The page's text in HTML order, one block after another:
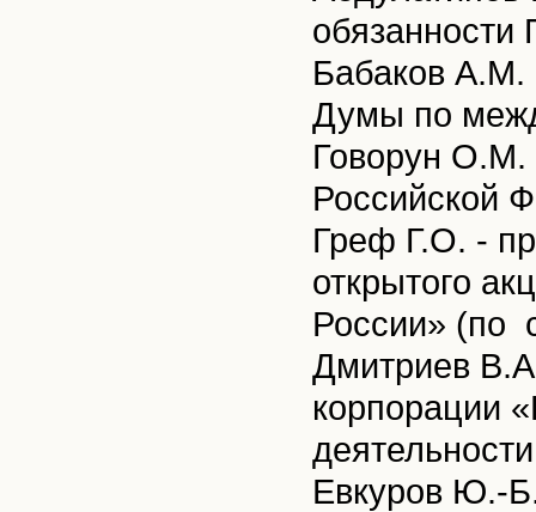
обязанности
Бабаков А.М.
Думы по
Говорун О.М.
Российской
Греф Г.О. -
открытого
России» (по
Дмитриев
корпорации
Евкуров Ю.-